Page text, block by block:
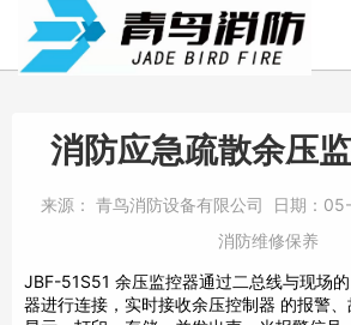
消防应急疏散余压
来源： 青鸟消防设备有限公司 日期：
消防维修保养
JBF-51S51 余压监控器通过二总线与现场
器进行连接，实时接收余压控制器 的报警